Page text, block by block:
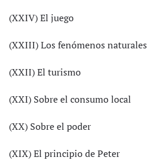
(XXIV) El juego
(XXIII) Los fenómenos naturales
(XXII) El turismo
(XXI) Sobre el consumo local
(XX) Sobre el poder
(XIX) El principio de Peter